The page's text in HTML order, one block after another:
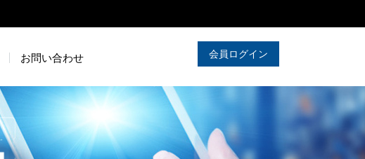
お問い合わせ 会員ログイン